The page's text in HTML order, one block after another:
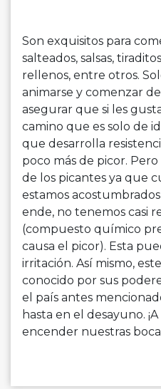
Son exquisitos para
salteados, salsas,
rellenos, entre otros.
animarse y comenzar
asegurar que si les
camino que es solo de
que desarrolla
poco más de picor.
de los picantes ya que
estamos
ende, no tenemos casi
(compuesto químico
causa el picor). Esta
irritación. Así mismo,
conocido por sus
el país antes
hasta en el desayuno.
encender nuestras